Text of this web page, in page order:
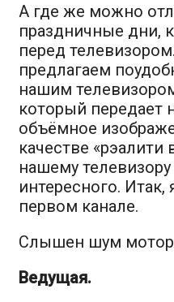
А где же можно
праздничные дни,
перед телевизором
предлагаем
нашим
который передает
объёмное
качестве «рэалити
нашему телевизору
интересного.
первом канале.
Слышен шум
Ведущая.